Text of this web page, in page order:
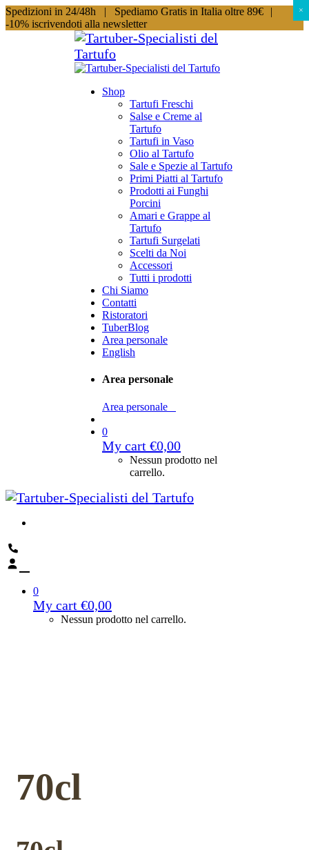
Spedizioni in 24/48h | Spediamo Gratis in Italia oltre 89€
|
-10% iscrivendoti alla newsletter
Shop
Tartufi Freschi
Salse e Creme al
Tartufo
Tartufi in Vaso
Olio al Tartufo
Sale e Spezie al Tartufo
Primi Piatti al Tartufo
Prodotti ai Funghi
Porcini
Amari e Grappe al
Tartufo
Tartufi Surgelati
Scelti da Noi
Accessori
Tutti i prodotti
Chi Siamo
Contatti
Ristoratori
TuberBlog
Area personale
English
Area personale
Area personale
0
My cart €0,00
Nessun prodotto nel
carrello.
0
My cart €0,00
Nessun prodotto nel carrello.
70cl
×
×